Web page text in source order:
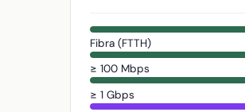
Fibra (FTTH)
≥ 100 Mbps
≥ 1 Gbps